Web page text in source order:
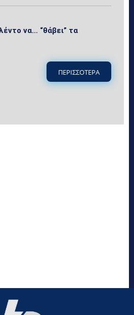
να… “θάβει” τα
ΠΕΡΙΣΣΟΤΕΡΑ